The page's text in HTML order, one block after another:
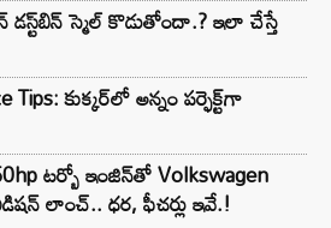
డస్ట్‌బిన్ స్మెల్ కొడుతోందా.? ఇలా చేస్తే
Tips: కుక్కర్‌లో అన్నం పర్ఫెక్ట్‌గా
టర్బో ఇంజిన్‌తో Volkswagen
లాంచ్.. ధర, ఫీచర్లు ఇవే.!